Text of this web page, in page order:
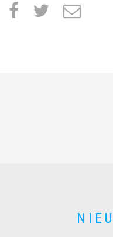
facebook
twitter
e